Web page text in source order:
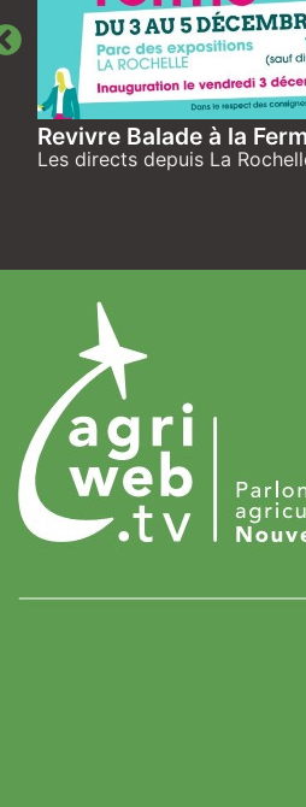
Revivre Balade à la
Les directs depuis La